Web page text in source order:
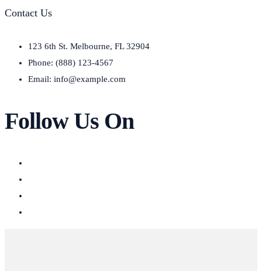
Contact Us
123 6th St. Melbourne, FL 32904
Phone: (888) 123-4567
Email: info@example.com
Follow Us On